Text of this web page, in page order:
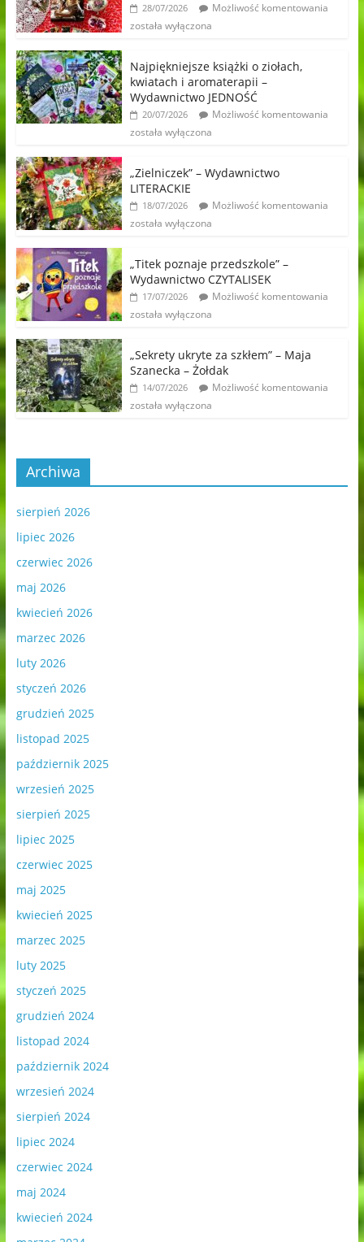
28/07/2026
Możliwość komentowania
została wyłączona
Najpiękniejsze książki o ziołach,
kwiatach i aromaterapii –
Wydawnictwo JEDNOŚĆ
20/07/2026
Możliwość komentowania
została wyłączona
„Zielniczek” – Wydawnictwo
LITERACKIE
18/07/2026
Możliwość komentowania
została wyłączona
„Titek poznaje przedszkole” –
Wydawnictwo CZYTALISEK
17/07/2026
Możliwość komentowania
została wyłączona
„Sekrety ukryte za szkłem” – Maja
Szanecka – Żołdak
14/07/2026
Możliwość komentowania
została wyłączona
Archiwa
sierpień 2026
lipiec 2026
czerwiec 2026
maj 2026
kwiecień 2026
marzec 2026
luty 2026
styczeń 2026
grudzień 2025
listopad 2025
październik 2025
wrzesień 2025
sierpień 2025
lipiec 2025
czerwiec 2025
maj 2025
kwiecień 2025
marzec 2025
luty 2025
styczeń 2025
grudzień 2024
listopad 2024
październik 2024
wrzesień 2024
sierpień 2024
lipiec 2024
czerwiec 2024
maj 2024
kwiecień 2024